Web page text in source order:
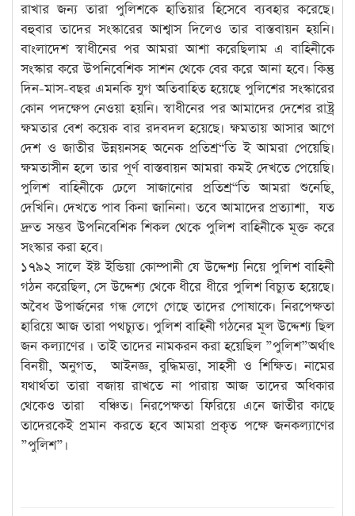
রাখার জন্য তারা পুলিশকে হাতিয়ার হিসেবে ব্যবহার করেছে।
বহুবার তাদের সংস্কারের আশ্বাস দিলেও তার বাস্তবায়ন হয়নি।
বাংলাদেশ স্বাধীনের পর আমরা আশা করেছিলাম এ বাহিনীকে
সংস্কার করে উপনিবেশিক সাশন থেকে বের করে আনা হবে। কিন্তু
দিন-মাস-বছর এমনকি যুগ অতিবাহিত হয়েছে পুলিশের সংস্কারের
কোন পদক্ষেপ নেওয়া হয়নি। স্বাধীনের পর আমাদের দেশের রাষ্ট্র
ক্ষমতার বেশ কয়েক বার রদবদল হয়েছে। ক্ষমতায় আসার আগে
দেশ ও জাতীর উন্নয়নসহ অনেক প্রতিশ্র“তি ই আমরা পেয়েছি।
ক্ষমতাসীন হলে তার পূর্ণ বাস্তবায়ন আমরা কমই দেখতে পেয়েছি।
পুলিশ বাহিনীকে ঢেলে সাজানোর প্রতিশ্র“তি আমরা শুনেছি,
দেখিনি। দেখতে পাব কিনা জানিনা। তবে আমাদের প্রত্যাশা, যত
দ্রুত সম্ভব উপনিবেশিক শিকল থেকে পুলিশ বাহিনীকে মূক্ত করে
সংস্কার করা হবে।
১৭৯২ সালে ইষ্ট ইন্ডিয়া কোম্পানী যে উদ্দেশ্য নিয়ে পুলিশ বাহিনী
গঠন করেছিল, সে উদ্দেশ্য থেকে ধীরে ধীরে পুলিশ বিচ্যুত হয়েছে।
অবৈধ উপার্জনের গন্ধ লেগে গেছে তাদের পোষাকে। নিরপেক্ষতা
হারিয়ে আজ তারা পথচ্যুত। পুলিশ বাহিনী গঠনের মূল উদ্দেশ্য ছিল
জন কল্যাণের । তাই তাদের নামকরন করা হয়েছিল ”পুলিশ”অর্থাৎ
বিনয়ী, অনুগত, আইনজ্ঞ, বুদ্ধিমত্তা, সাহসী ও শিক্ষিত। নামের
যথার্থতা তারা বজায় রাখতে না পারায় আজ তাদের অধিকার
থেকেও তারা বঞ্চিত। নিরপেক্ষতা ফিরিয়ে এনে জাতীর কাছে
তাদেরকেই প্রমান করতে হবে আমরা প্রকৃত পক্ষে জনকল্যাণের
”পুলিশ”।